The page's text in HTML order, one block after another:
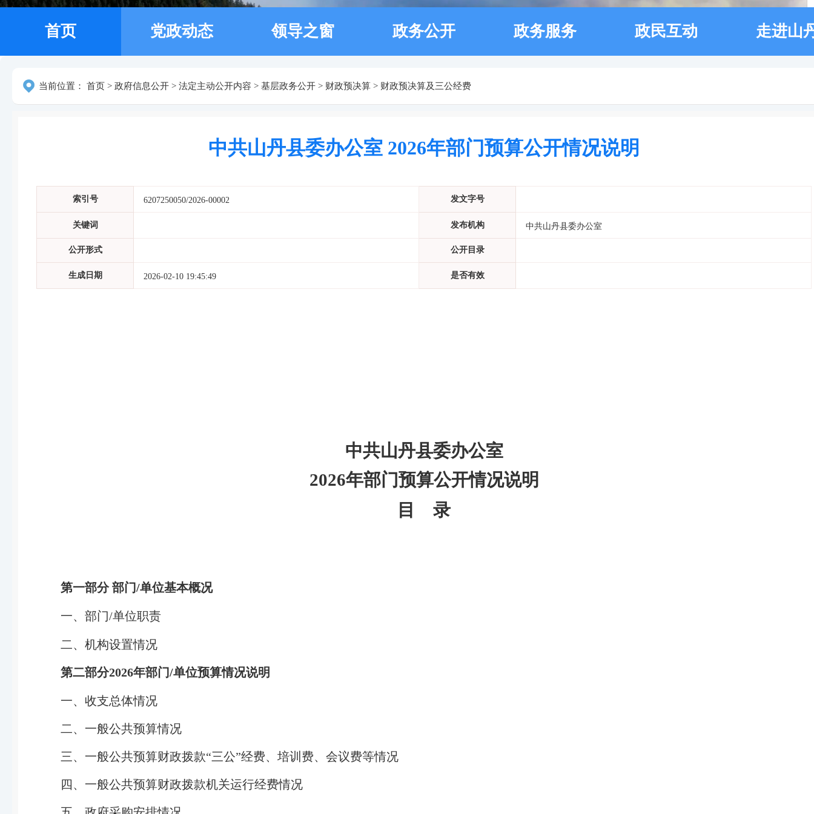
首页 党政动态 领导之窗 政务公开 政务服务 政民互动 走进山
当前位置： 首页 > 政府信息公开 > 法定主动公开内容 > 基层政务公开 > 财政预决算 > 财政预决算及三公经费
中共山丹县委办公室 2026年部门预算公开情况说明
索引号 6207250050/2026-00002 发文字号
关键词 发布机构 中共山丹县委办公室
公开形式 公开目录
生成日期 2026-02-10 19:45:49 是否有效
中共山丹县委办公室
2026年部门预算公开情况说明
目 录
第一部分 部门/单位基本概况
一、部门/单位职责
二、机构设置情况
第二部分2026年部门/单位预算情况说明
一、收支总体情况
二、一般公共预算情况
三、一般公共预算财政拨款“三公”经费、培训费、会议费等情况
四、一般公共预算财政拨款机关运行经费情况